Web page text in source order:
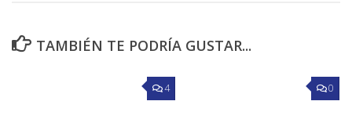
TAMBIÉN TE PODRÍA GUSTAR...
4 0